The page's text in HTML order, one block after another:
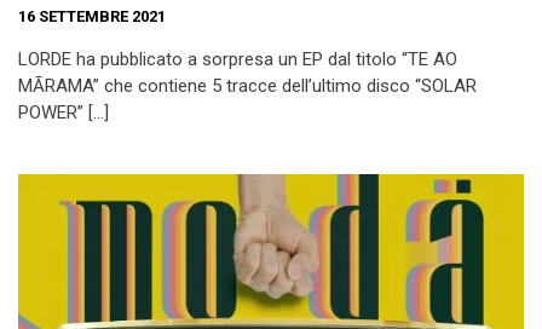
16 SETTEMBRE 2021
LORDE ha pubblicato a sorpresa un EP dal titolo “TE AO
MĀRAMA” che contiene 5 tracce dell’ultimo disco “SOLAR
POWER” […]